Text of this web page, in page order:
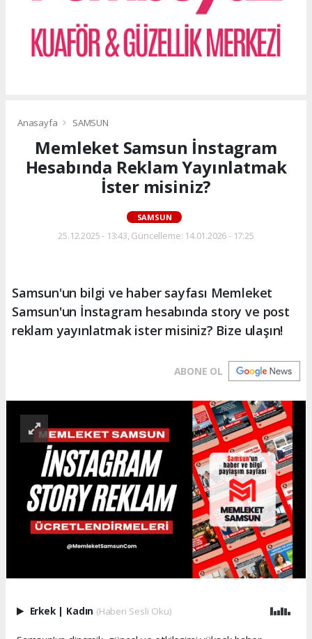
Anasayfa SAMSUN
Memleket Samsun İnstagram
Hesabında Reklam Yayınlatmak
İster misiniz?
SAMSUN
25.12.2025 - 13:43, Güncelleme: 14.01.2026 - 17:25
Samsun'un bilgi ve haber sayfası Memleket
Samsun'un İnstagram hesabında story ve post
reklam yayınlatmak ister misiniz? Bize ulaşın!
ABONE OL
Erkek | Kadın (Haberi Sesli Oku)